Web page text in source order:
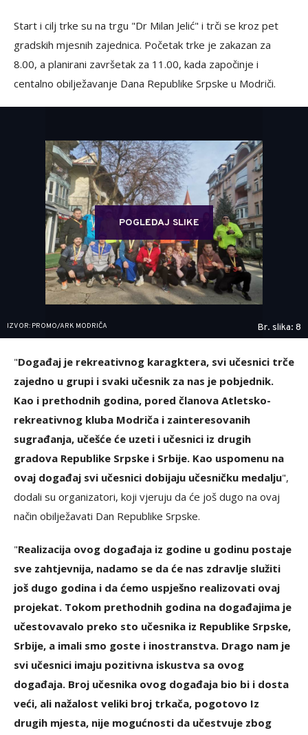
Start i cilj trke su na trgu "Dr Milan Jelić" i trči se kroz pet
gradskih mjesnih zajednica. Početak trke je zakazan za
8.00, a planirani završetak za 11.00, kada započinje i
centalno obilježavanje Dana Republike Srpske u Modriči.
POGLEDAJ SLIKE
IZVOR: PROMO/ARK MODRIČA Br. slika: 8
"Događaj je rekreativnog karagktera, svi učesnici trče
zajedno u grupi i svaki učesnik za nas je pobjednik.
Kao i prethodnih godina, pored članova Atletsko-
rekreativnog kluba Modriča i zainteresovanih
sugrađanja, učešće će uzeti i učesnici iz drugih
gradova Republike Srpske i Srbije. Kao uspomenu na
ovaj događaj svi učesnici dobijaju učesničku medalju",
dodali su organizatori, koji vjeruju da će još dugo na ovaj
način obilježavati Dan Republike Srpske.
"Realizacija ovog događaja iz godine u godinu postaje
sve zahtjevnija, nadamo se da će nas zdravlje služiti
još dugo godina i da ćemo uspješno realizovati ovaj
projekat. Tokom prethodnih godina na događajima je
učestovavalo preko sto učesnika iz Republike Srpske,
Srbije, a imali smo goste i inostranstva. Drago nam je
svi učesnici imaju pozitivna iskustva sa ovog
događaja. Broj učesnika ovog događaja bio bi i dosta
veći, ali nažalost veliki broj trkača, pogotovo Iz
drugih mjesta, nije mogućnosti da učestvuje zbog